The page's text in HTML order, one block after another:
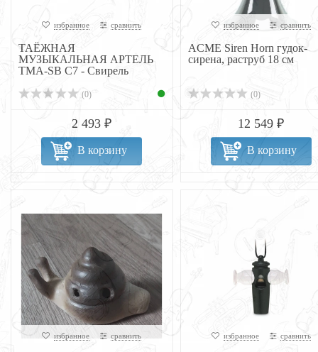
избранное сравнить
ТАЁЖНАЯ
МУЗЫКАЛЬНАЯ АРТЕЛЬ
TMA-SB С7 - Свирель
(0)
2 493 ₽
В корзину
избранное сравнить
ACME Siren Horn гудок-
cирена, раструб 18 см
(0)
12 549 ₽
В корзину
избранное сравнить избранное сравнить